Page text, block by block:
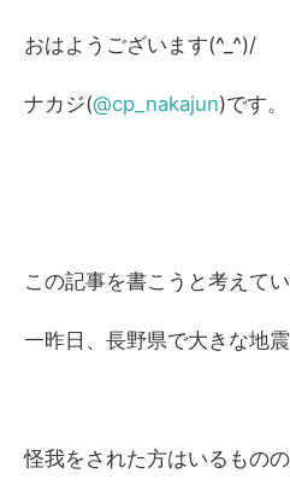
おはようございます(^_^)/
ナカジ(@cp_nakajun)です。
この記事を書こうと考えて
一昨日、長野県で大きな地
怪我をされた方はいるもの